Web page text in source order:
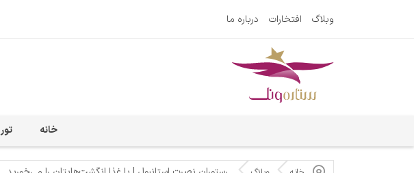
وبلاگ افتخارات درباره ما
خانه تور